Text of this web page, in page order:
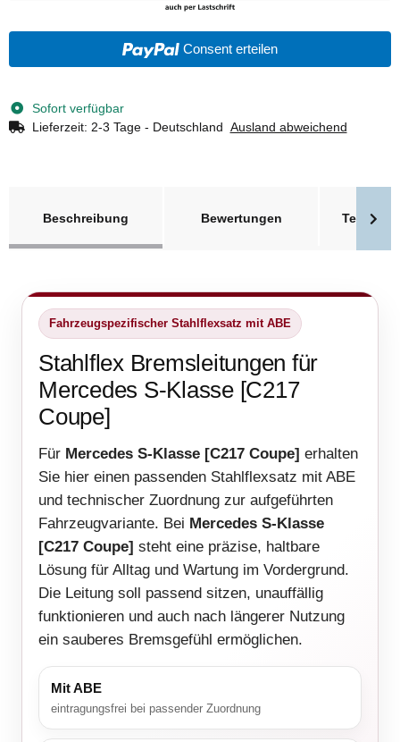
Consent erteilen
Sofort verfügbar
Lieferzeit: 2-3 Tage - Deutschland Ausland abweichend
Beschreibung
Bewertungen
Fahrzeugspezifischer Stahlflexsatz mit ABE
Stahlflex Bremsleitungen für
Mercedes S-Klasse [C217
Coupe]
Für Mercedes S-Klasse [C217 Coupe] erhalten
Sie hier einen passenden Stahlflexsatz mit ABE
und technischer Zuordnung zur aufgeführten
Fahrzeugvariante. Bei Mercedes S-Klasse
[C217 Coupe] steht eine präzise, haltbare
Lösung für Alltag und Wartung im Vordergrund.
Die Leitung soll passend sitzen, unauffällig
funktionieren und auch nach längerer Nutzung
ein sauberes Bremsgefühl ermöglichen.
Mit ABE
eintragungsfrei bei passender Zuordnung